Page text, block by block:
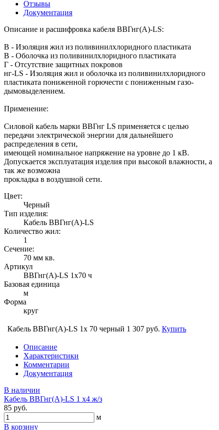
Отзывы
Документация
Описание и расшифровка кабеля ВВГнг(A)-LS:
В - Изоляция жил из поливинилхлоридного пластиката
В - Оболочка из поливинилхлоридного пластиката
Г - Отсутствие защитных покровов
нг-LS - Изоляция жил и оболочка из поливинилхлоридного
пластиката пониженной горючести с пониженным газо-
дымовыделением.
Применение:
Силовой кабель марки ВВГнг LS применяется с целью
передачи электрической энергии для дальнейшего
распределения в сети,
имеющей номинальное напряжение на уровне до 1 кВ.
Допускается эксплуатация изделия при высокой влажности, а
так же возможна
прокладка в воздушной сети.
Цвет:
Черный
Тип изделия:
Кабель ВВГнг(А)-LS
Количество жил:
1
Сечение:
70 мм кв.
Артикул
ВВГнг(А)-LS 1х70 ч
Базовая единица
м
Форма
круг
Кабель ВВГнг(А)-LS 1х 70 черный 1 307 руб. Купить
Описание
Характеристики
Комментарии
Документация
В наличии
Кабель ВВГнг(А)-LS 1 х4 ж/з
85 руб.
м
В корзину